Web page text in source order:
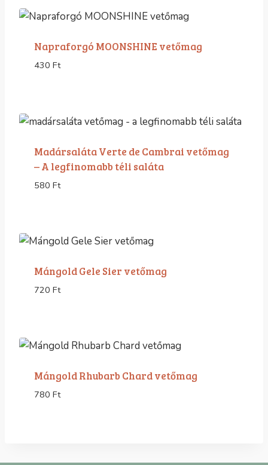
Napraforgó MOONSHINE vetőmag
430 Ft
Madársaláta Verte de Cambrai vetőmag
– A legfinomabb téli saláta
580 Ft
Mángold Gele Sier vetőmag
720 Ft
Mángold Rhubarb Chard vetőmag
780 Ft